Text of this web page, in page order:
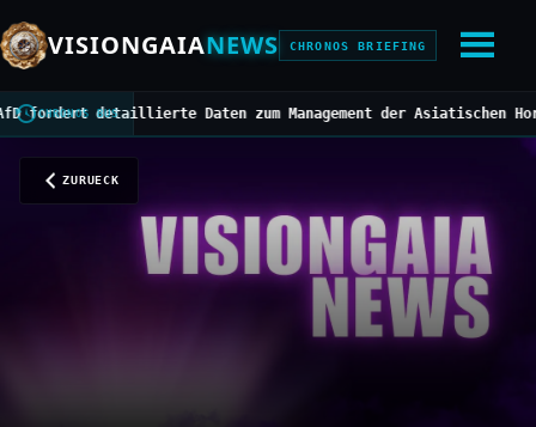
VISIONGAIANEWS CHRONOS BRIEFING
CHRONOS BUS
detaillierte Daten zum Management der Asiatischen Hornisse
ZURUECK